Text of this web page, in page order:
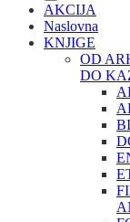
AKCIJA
Naslovna
KNJIGE
OD
DO